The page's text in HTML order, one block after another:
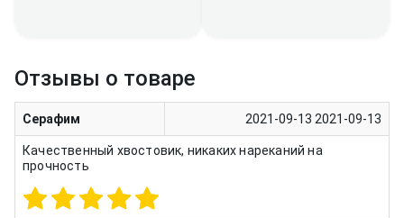
Отзывы о товаре
Серафим 2021-09-13 2021-09-13
Качественный хвостовик, никаких нареканий на
прочность